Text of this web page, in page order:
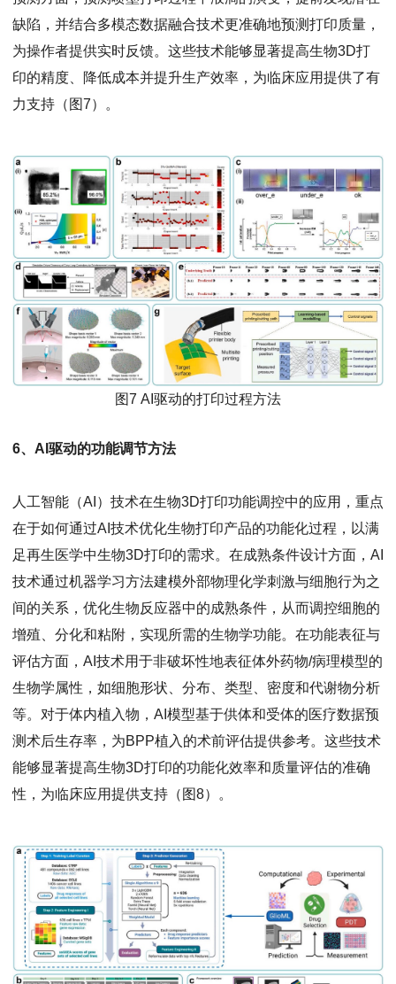
缺陷，并结合多模态数据融合技术更准确地预测打印质量，
为操作者提供实时反馈。这些技术能够显著提高生物3D打
印的精度、降低成本并提升生产效率，为临床应用提供了有
力支持（图7）。
图7 AI驱动的打印过程方法
6、AI驱动的功能调节方法
人工智能（AI）技术在生物3D打印功能调控中的应用，重点
在于如何通过AI技术优化生物打印产品的功能化过程，以满
足再生医学中生物3D打印的需求。在成熟条件设计方面，AI
技术通过机器学习方法建模外部物理化学刺激与细胞行为之
间的关系，优化生物反应器中的成熟条件，从而调控细胞的
增殖、分化和粘附，实现所需的生物学功能。在功能表征与
评估方面，AI技术用于非破坏性地表征体外药物/病理模型的
生物学属性，如细胞形状、分布、类型、密度和代谢物分析
等。对于体内植入物，AI模型基于供体和受体的医疗数据预
测术后生存率，为BPP植入的术前评估提供参考。这些技术
能够显著提高生物3D打印的功能化效率和质量评估的准确
性，为临床应用提供支持（图8）。